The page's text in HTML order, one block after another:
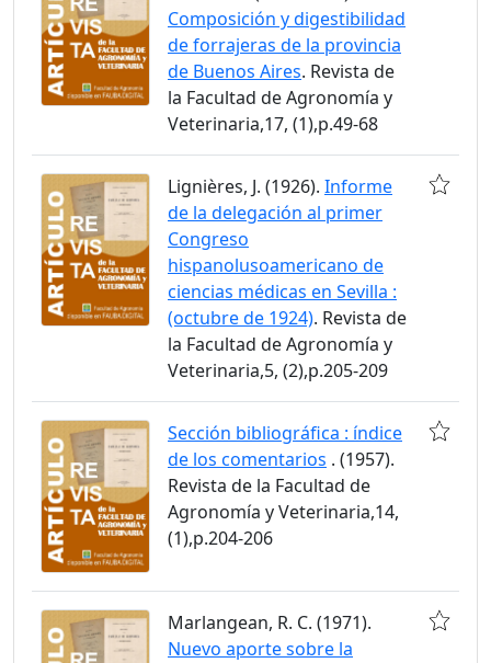
Composición y digestibilidad
de forrajeras de la provincia
de Buenos Aires. Revista de
la Facultad de Agronomía y
Veterinaria,17, (1),p.49-68
Lignières, J. (1926). Informe
de la delegación al primer
Congreso
hispanolusoamericano de
ciencias médicas en Sevilla :
(octubre de 1924). Revista de
la Facultad de Agronomía y
Veterinaria,5, (2),p.205-209
Sección bibliográfica : índice
de los comentarios . (1957).
Revista de la Facultad de
Agronomía y Veterinaria,14,
(1),p.204-206
Marlangean, R. C. (1971).
Nuevo aporte sobre la